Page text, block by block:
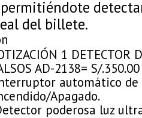
del billete.
1 DETECTOR
AD-2138= S/.350.00
automático de
Apagado.
poderosa luz